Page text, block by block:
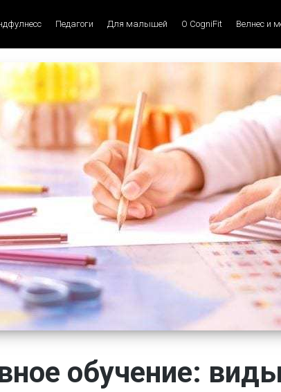
Педагоги Для малышей О CogniFit Велнес и
обучение: